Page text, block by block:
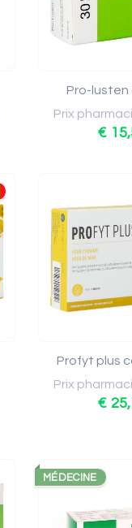
Pro-lusten
Prix
€
Profyt plus
Prix
€
MÉDECINE